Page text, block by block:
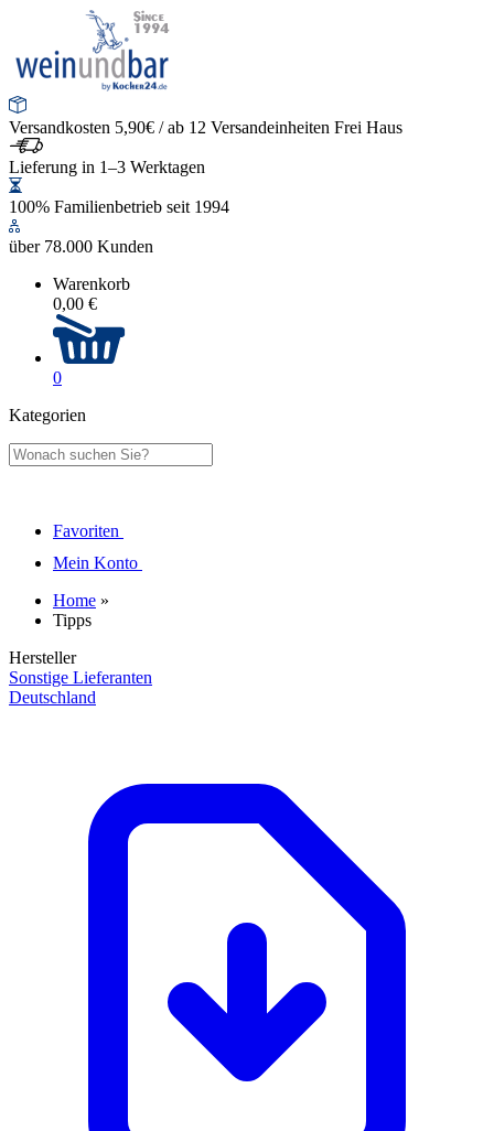
Versandkosten 5,90€ / ab 12 Versandeinheiten Frei Haus
Lieferung in 1–3 Werktagen
100% Familienbetrieb seit 1994
über 78.000 Kunden
Warenkorb
0,00 €
0
Kategorien
Favoriten
Mein Konto
Home »
Tipps
Hersteller
Sonstige Lieferanten
Deutschland